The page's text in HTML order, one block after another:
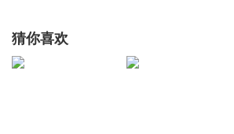
猜你喜欢